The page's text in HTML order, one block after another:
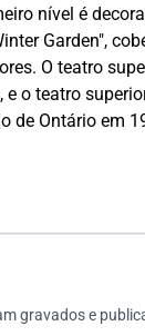
nível é
Garden",
O teatro
o teatro
de Ontário em
gravados e